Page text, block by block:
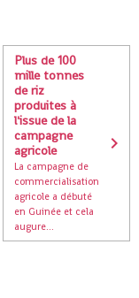
Plus de 100
mille tonnes
de riz
produites à
l'issue de la
campagne
agricole
La campagne de
commercialisation
agricole a débuté
en Guinée et cela
augure...